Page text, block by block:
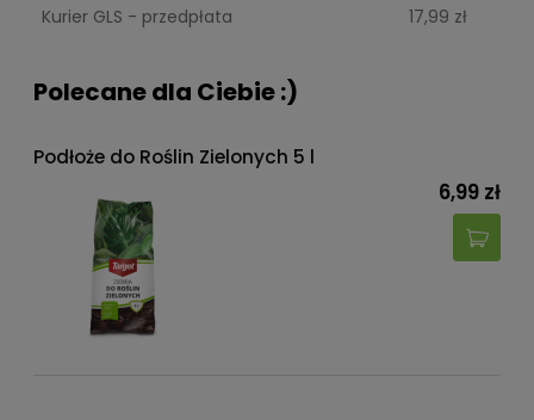
Kurier GLS - przedpłata 17,99 zł
Polecane dla Ciebie :)
Podłoże do Roślin Zielonych 5 l
6,99 zł